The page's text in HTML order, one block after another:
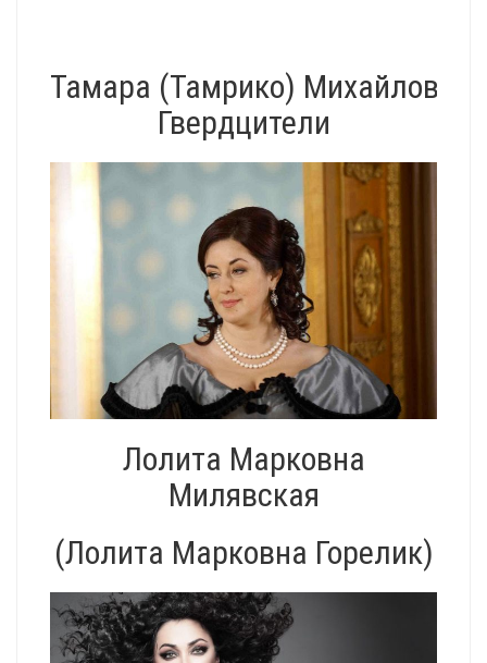
Тамара (Тамрико) Михайловна
Гвердцители
Лолита Марковна
Милявская
(Лолита Марковна Горелик)